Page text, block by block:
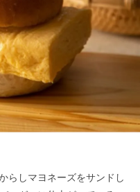
らしマヨネーズをサンドし